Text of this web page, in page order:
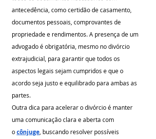
antecedência, como certidão de casamento,
documentos pessoais, comprovantes de
propriedade e rendimentos. A presença de um
advogado é obrigatória, mesmo no divórcio
extrajudicial, para garantir que todos os
aspectos legais sejam cumpridos e que o
acordo seja justo e equilibrado para ambas as
partes.
Outra dica para acelerar o divórcio é manter
uma comunicação clara e aberta com
o cônjuge , buscando resolver possíveis